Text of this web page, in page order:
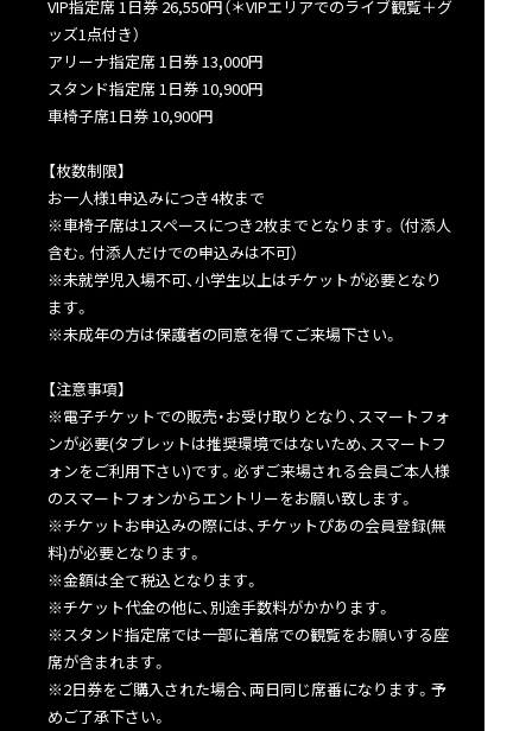
VIP指定席 1日券 26,550円（＊VIPエリアでのライブ観覧＋グ
ッズ1点付き）
アリーナ指定席 1日券 13,000円
スタンド指定席 1日券 10,900円
車椅子席1日券 10,900円
【枚数制限】
お一人様1申込みにつき4枚まで
※車椅子席は1スペースにつき2枚までとなります。（付添人
含む。付添人だけでの申込みは不可）
※未就学児入場不可、小学生以上はチケットが必要となり
ます。
※未成年の方は保護者の同意を得てご来場下さい。
【注意事項】
※電子チケットでの販売・お受け取りとなり、スマートフォ
ンが必要(タブレットは推奨環境ではないため、スマートフ
ォンをご利用下さい)です。必ずご来場される会員ご本人様
のスマートフォンからエントリーをお願い致します。
※チケットお申込みの際には、チケットぴあの会員登録(無
料)が必要となります。
※金額は全て税込となります。
※チケット代金の他に、別途手数料がかかります。
※スタンド指定席では一部に着席での観覧をお願いする座
席が含まれます。
※2日券をご購入された場合、両日同じ席番になります。予
めご了承下さい。